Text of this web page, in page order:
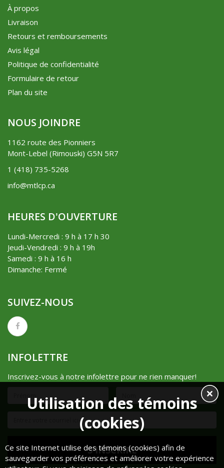
À propos
Livraison
Retours et remboursements
Avis légal
Politique de confidentialité
Formulaire de retour
Plan du site
NOUS JOINDRE
1162 route des Pionniers
Mont-Lebel (Rimouski) G5N 5R7
1 (418) 735-5268
info@mtlcp.ca
HEURES D'OUVERTURE
Lundi-Mercredi : 9 h à 17 h 30
Jeudi-Vendredi : 9 h à 19h
Samedi : 9 h à 16 h
Dimanche: Fermé
SUIVEZ-NOUS
INFOLETTRE
Inscrivez-vous à notre infolettre pour ne rien manquer!
Utilisation des témoins
(cookies)
Ce site Internet utilise des témoins (cookies) afin de
sauvegarder vos préférences et améliorer votre expérience